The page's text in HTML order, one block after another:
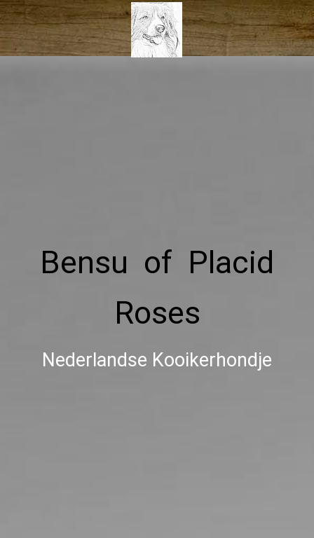
Bensu of Placid
Roses
Nederlandse Kooikerhondje